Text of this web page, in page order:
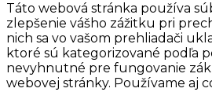
Táto webová stránka používa
zlepšenie vášho zážitku pri
nich sa vo vašom prehliadači
ktoré sú kategorizované podľa
nevyhnutné pre fungovanie
webovej stránky. Používame aj